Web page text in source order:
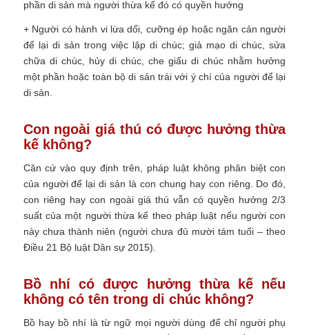
phần di sản mà người thừa kế đó có quyền hưởng
+ Người có hành vi lừa dối, cưỡng ép hoặc ngăn cản người
để lại di sản trong việc lập di chúc; giả mạo di chúc, sửa
chữa di chúc, hủy di chúc, che giấu di chúc nhằm hưởng
một phần hoặc toàn bộ di sản trái với ý chí của người để lại
di sản.
Con ngoài giá thú có được hưởng thừa
kế không?
Căn cứ vào quy định trên, pháp luật không phân biệt con
của người để lại di sản là con chung hay con riêng. Do đó,
con riêng hay con ngoài giá thú vẫn có quyền hưởng 2/3
suất của một người thừa kế theo pháp luật nếu người con
này chưa thành niên (người chưa đủ mười tám tuổi – theo
Điều 21 Bộ luật Dân sự 2015).
Bồ nhí có được hưởng thừa kế nếu
không có tên trong di chúc không?
Bồ hay bồ nhí là từ ngữ mọi người dùng để chỉ người phụ